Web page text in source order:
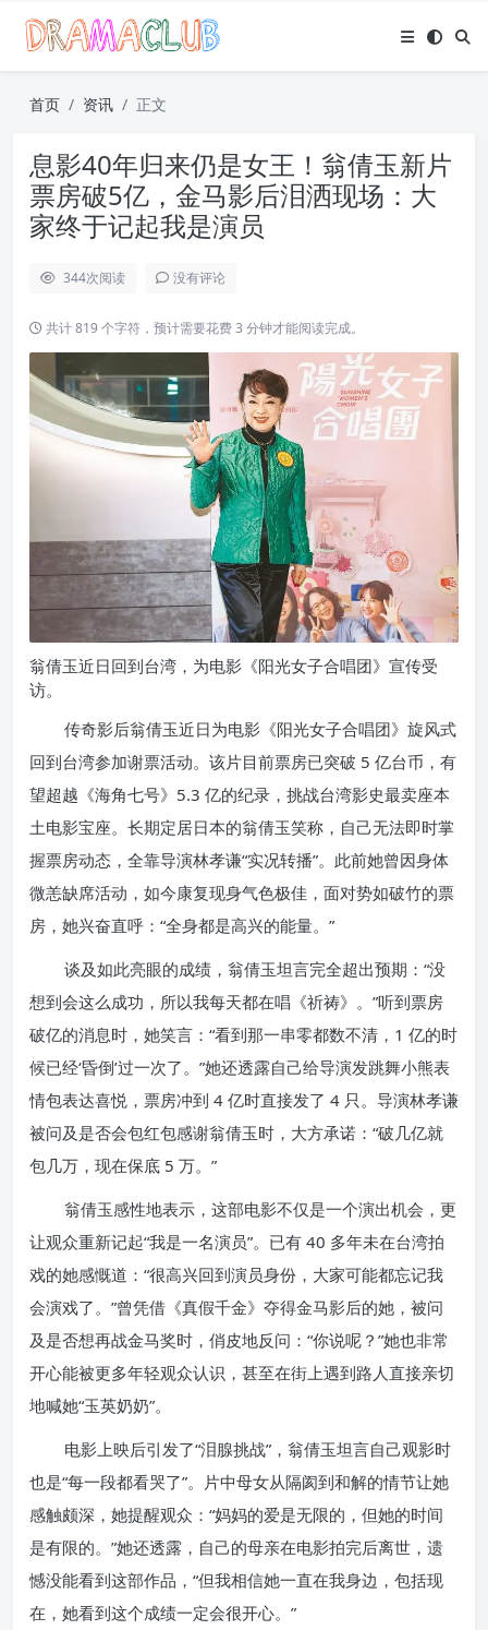
首页 资讯 正文
息影40年归来仍是女王！翁倩玉新片
票房破5亿，金马影后泪洒现场：大
家终于记起我是演员
344次阅读 没有评论
共计 819 个字符，预计需要花费 3 分钟才能阅读完成。
翁倩玉近日回到台湾，为电影《阳光女子合唱团》宣传受
访。
传奇影后翁倩玉近日为电影《阳光女子合唱团》旋风式
回到台湾参加谢票活动。该片目前票房已突破 5 亿台币，有
望超越《海角七号》5.3 亿的纪录，挑战台湾影史最卖座本
土电影宝座。长期定居日本的翁倩玉笑称，自己无法即时掌
握票房动态，全靠导演林孝谦“实况转播”。此前她曾因身体
微恙缺席活动，如今康复现身气色极佳，面对势如破竹的票
房，她兴奋直呼：“全身都是高兴的能量。”
谈及如此亮眼的成绩，翁倩玉坦言完全超出预期：“没
想到会这么成功，所以我每天都在唱《祈祷》。”听到票房
破亿的消息时，她笑言：“看到那一串零都数不清，1 亿的时
候已经‘昏倒’过一次了。”她还透露自己给导演发跳舞小熊表
情包表达喜悦，票房冲到 4 亿时直接发了 4 只。导演林孝谦
被问及是否会包红包感谢翁倩玉时，大方承诺：“破几亿就
包几万，现在保底 5 万。”
翁倩玉感性地表示，这部电影不仅是一个演出机会，更
让观众重新记起“我是一名演员”。已有 40 多年未在台湾拍
戏的她感慨道：“很高兴回到演员身份，大家可能都忘记我
会演戏了。”曾凭借《真假千金》夺得金马影后的她，被问
及是否想再战金马奖时，俏皮地反问：“你说呢？”她也非常
开心能被更多年轻观众认识，甚至在街上遇到路人直接亲切
地喊她“玉英奶奶”。
电影上映后引发了“泪腺挑战”，翁倩玉坦言自己观影时
也是“每一段都看哭了”。片中母女从隔阂到和解的情节让她
感触颇深，她提醒观众：“妈妈的爱是无限的，但她的时间
是有限的。”她还透露，自己的母亲在电影拍完后离世，遗
憾没能看到这部作品，“但我相信她一直在我身边，包括现
在，她看到这个成绩一定会很开心。”